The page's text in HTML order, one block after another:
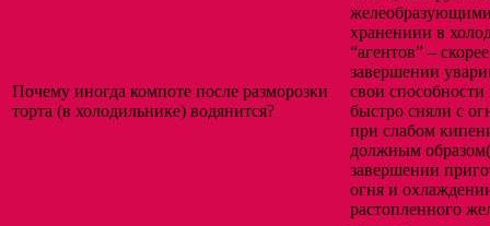
Почему иногда компоте после разморозки
торта (в холодильнике) водянится?
желеобразующими
хранениии в
“агентов” –
завершении
свои
быстро сняли с
при слабом
должным
завершении
огня и
растопленного